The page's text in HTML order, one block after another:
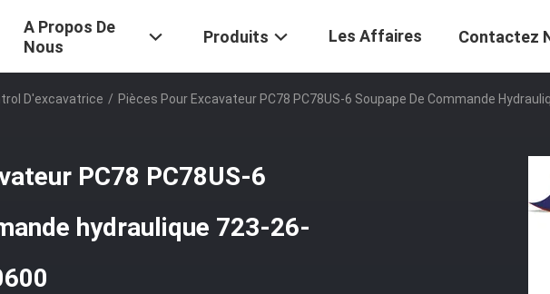
A Propos De
Nous
Produits Les Affaires Contactez
D'excavatrice / Pièces Pour Excavateur PC78 PC78US-6 Soupape De Commande
PC78 PC78US-6
hydraulique 723-26-